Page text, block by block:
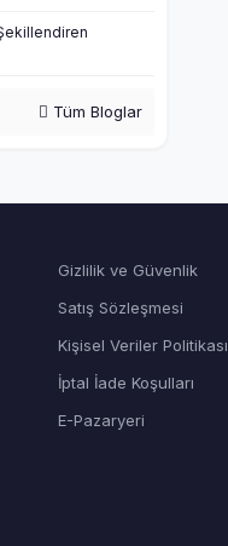
Tüm Bloglar
Gizlilik ve Güvenlik
Satış Sözleşmesi
Kişisel Veriler Politikası
İptal İade Koşulları
E-Pazaryeri